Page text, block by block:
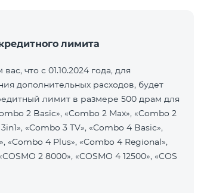
лимита
что с 01.10.2024 года, для
дополнительных расходов, будет
лимит в размере 500 драм для
2 Basic», «Combo 2 Max», «Combo 2
«Combo 3 TV», «Combo 4 Basic»,
«Combo 4 Plus», «Combo 4 Regional»,
2 8000», «COSMO 4 12500», «COS